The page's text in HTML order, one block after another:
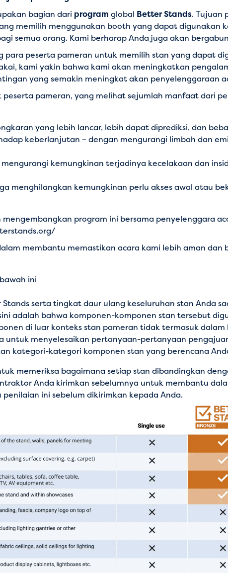
bagian dari program global Better Stands. Tujuan
memilih menggunakan booth yang dapat digunakan
semua orang. Kami berharap Anda juga akan
para peserta pameran untuk memilih stan yang dapat
kami yakin bahwa kami akan meningkatkan
yang semakin meningkat akan penyelenggaraan
pameran, yang melihat sejumlah manfaat dari
yang lebih lancar, lebih dapat diprediksi, dan
keberlanjutan – dengan mengurangi limbah dan
kemungkinan terjadinya kecelakaan dan
menghilangkan kemungkinan perlu akses awal atau
program ini bersama penyelenggara
membantu memastikan acara kami lebih aman
ini
serta tingkat daur ulang keseluruhan stan Anda
adalah bahwa komponen-komponen stan tersebut
di luar konteks stan pameran tidak termasuk dalam
untuk menyelesaikan pertanyaan-pertanyaan
kategori-kategori komponen stan yang berencana
memeriksa bagaimana setiap stan dibandingkan
Anda kirimkan sebelumnya untuk membantu
ini sebelum dikirimkan kepada Anda.